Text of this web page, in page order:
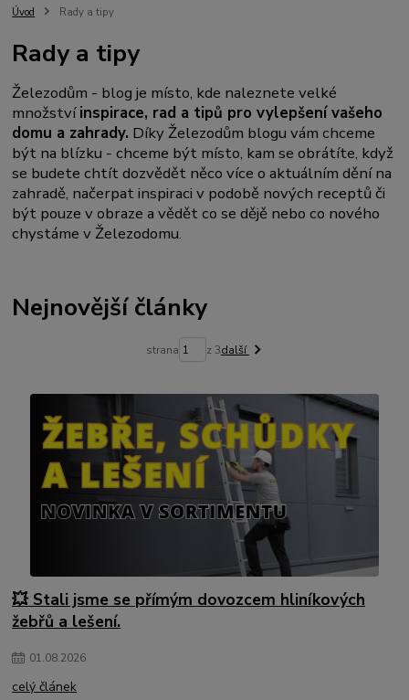
Úvod Rady a tipy
Rady a tipy
Železodům - blog je místo, kde naleznete velké
množstvíinspirace, rad a tipů pro vylepšení vašeho
domu a zahrady. Díky Železodům blogu vám chceme
být na blízku - chceme být místo, kam se obrátíte, když
se budete chtít dozvědět něco více o aktuálním dění na
zahradě, načerpat inspiraci v podobě nových receptů či
být pouze v obraze a vědět co se dějě nebo co nového
chystáme v Železodomu.
Nejnovější články
strana z 3další
💥 Stali jsme se přímým dovozcem hliníkových
žebřů a lešení.
01.08.2026
celý článek